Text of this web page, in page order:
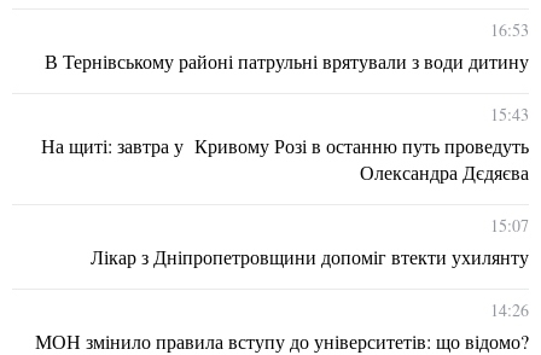
16:53
В Тернівському районі патрульні врятували з води дитину
15:43
На щиті: завтра у Кривому Розі в останню путь проведуть
Олександра Дєдяєва
15:07
Лікар з Дніпропетровщини допоміг втекти ухилянту
14:26
МОН змінило правила вступу до університетів: що відомо?